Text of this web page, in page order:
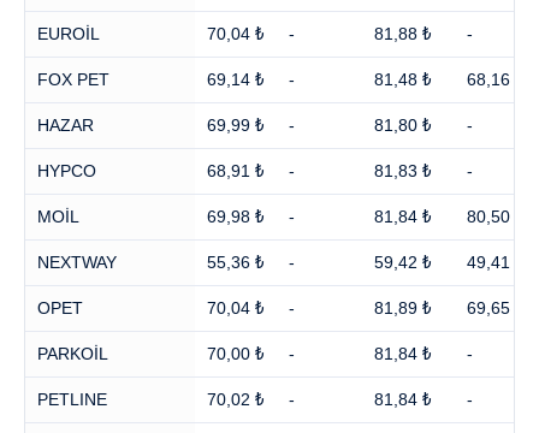
EUROİL 70,04 ₺ - 81,88 ₺ -
FOX PET 69,14 ₺ - 81,48 ₺ 68,16 ₺
HAZAR 69,99 ₺ - 81,80 ₺ -
HYPCO 68,91 ₺ - 81,83 ₺ -
MOİL 69,98 ₺ - 81,84 ₺ 80,50 ₺
NEXTWAY 55,36 ₺ - 59,42 ₺ 49,41 ₺
OPET 70,04 ₺ - 81,89 ₺ 69,65 ₺
PARKOİL 70,00 ₺ - 81,84 ₺ -
PETLINE 70,02 ₺ - 81,84 ₺ -